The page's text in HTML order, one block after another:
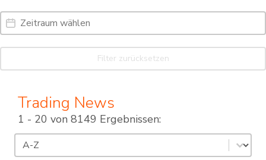
Date Range
Date
Filter zurücksetzen
Trading News
1 - 20 von 8149 Ergebnissen:
Sortierung
Sort content